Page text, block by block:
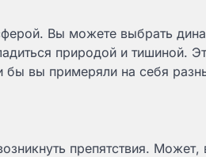
Вы можете выбрать
природой и тишиной.
бы вы примеряли на себя
препятствия.